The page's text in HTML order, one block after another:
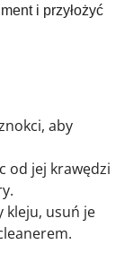
i przyłożyć
aby
od jej krawędzi
kleju, usuń je